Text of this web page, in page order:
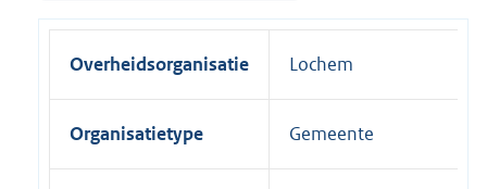
Overheidsorganisatie Lochem
Organisatietype Gemeente